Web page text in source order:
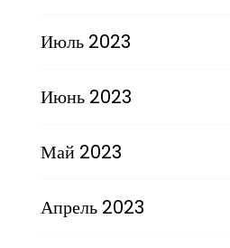
Июль 2023
Июнь 2023
Май 2023
Апрель 2023